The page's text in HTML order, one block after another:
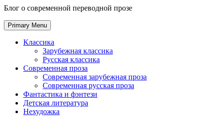
Блог о современной переводной прозе
Primary Menu
Классика
Зарубежная классика
Русская классика
Современная проза
Современная зарубежная проза
Современная русская проза
Фантастика и фэнтези
Детская литература
Нехудожка